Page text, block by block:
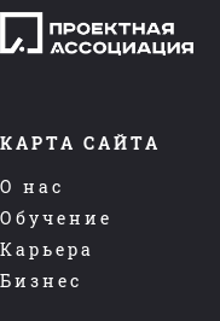
КАРТА САЙТА
О нас
Обучение
Карьера
Бизнес